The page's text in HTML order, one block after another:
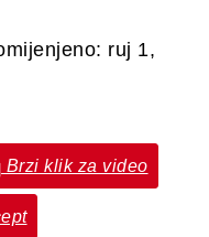
ruj 1,
Brzi klik za video